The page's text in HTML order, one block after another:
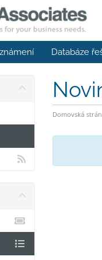
Databáze
Domovská